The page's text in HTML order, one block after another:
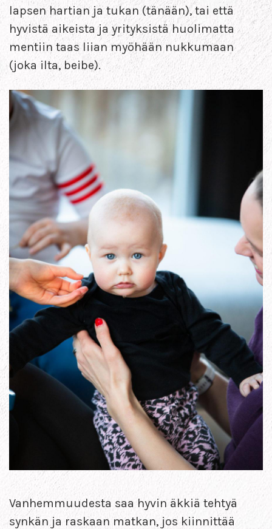
lapsen hartian ja tukan (tänään), tai että
hyvistä aikeista ja yrityksistä huolimatta
mentiin taas liian myöhään nukkumaan
(joka ilta, beibe).
Vanhemmuudesta saa hyvin äkkiä tehtyä
synkän ja raskaan matkan, jos kiinnittää